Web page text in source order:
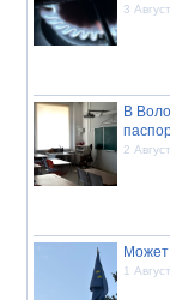
3
В
2
Может
1